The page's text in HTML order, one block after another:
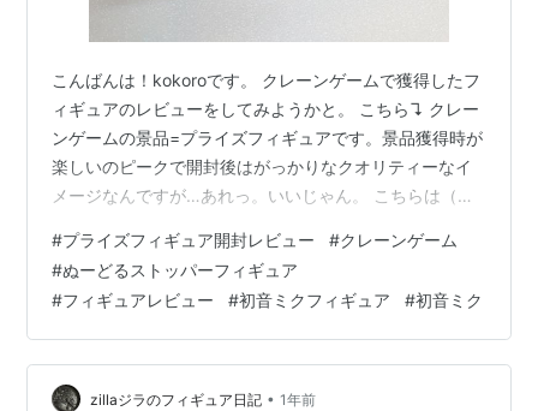
こんばんは！kokoroです。 クレーンゲームで獲得したフ
ィギュアのレビューをしてみようかと。 こちら↴ クレー
ンゲームの景品=プライズフィギュアです。景品獲得時が
楽しいのピークで開封後はがっかりなクオリティーなイ
メージなんですが…あれっ。いいじゃん。 こちらは（初
ずき-）って商品です。カップラーメンの蓋のストッパー
に使うフィギュアです。細部までの造形とか色使いとか
綺麗だなって思ってびっくりです。 獲得時も夢中になれ
て、飾っても良さげなクオリティはテンション上がりま
した。気に入ったのでカップ麺のストッパーには使わな
そう。 メルカ…
#プライズフィギュア開封レビュー #クレーンゲーム
#ぬーどるストッパーフィギュア
#フィギュアレビュー #初音ミクフィギュア #初音ミク
zillaジラのフィギュア日記 • 1年前